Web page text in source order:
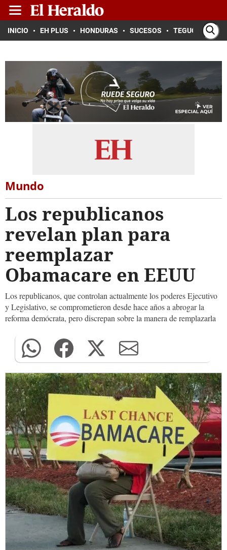
INICIO EH PLUS HONDURAS SUCESOS TEGUCIGALPA
Mundo
Los republicanos
revelan plan para
reemplazar
Obamacare en EEUU
Los republicanos, que controlan actualmente los poderes Ejecutivo
y Legislativo, se comprometieron desde hace años a abrogar la
reforma demócrata, pero discrepan sobre la manera de remplazarla